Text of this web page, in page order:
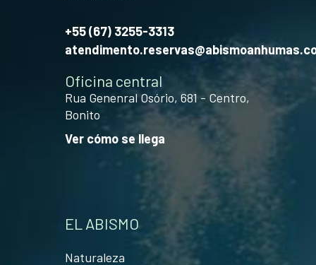
+55 (67) 3255-3313
Oficina central
Rua Genenral Osório, 681 - Centro,
Bonito
Ver cómo se llega
EL ABISMO
Naturaleza